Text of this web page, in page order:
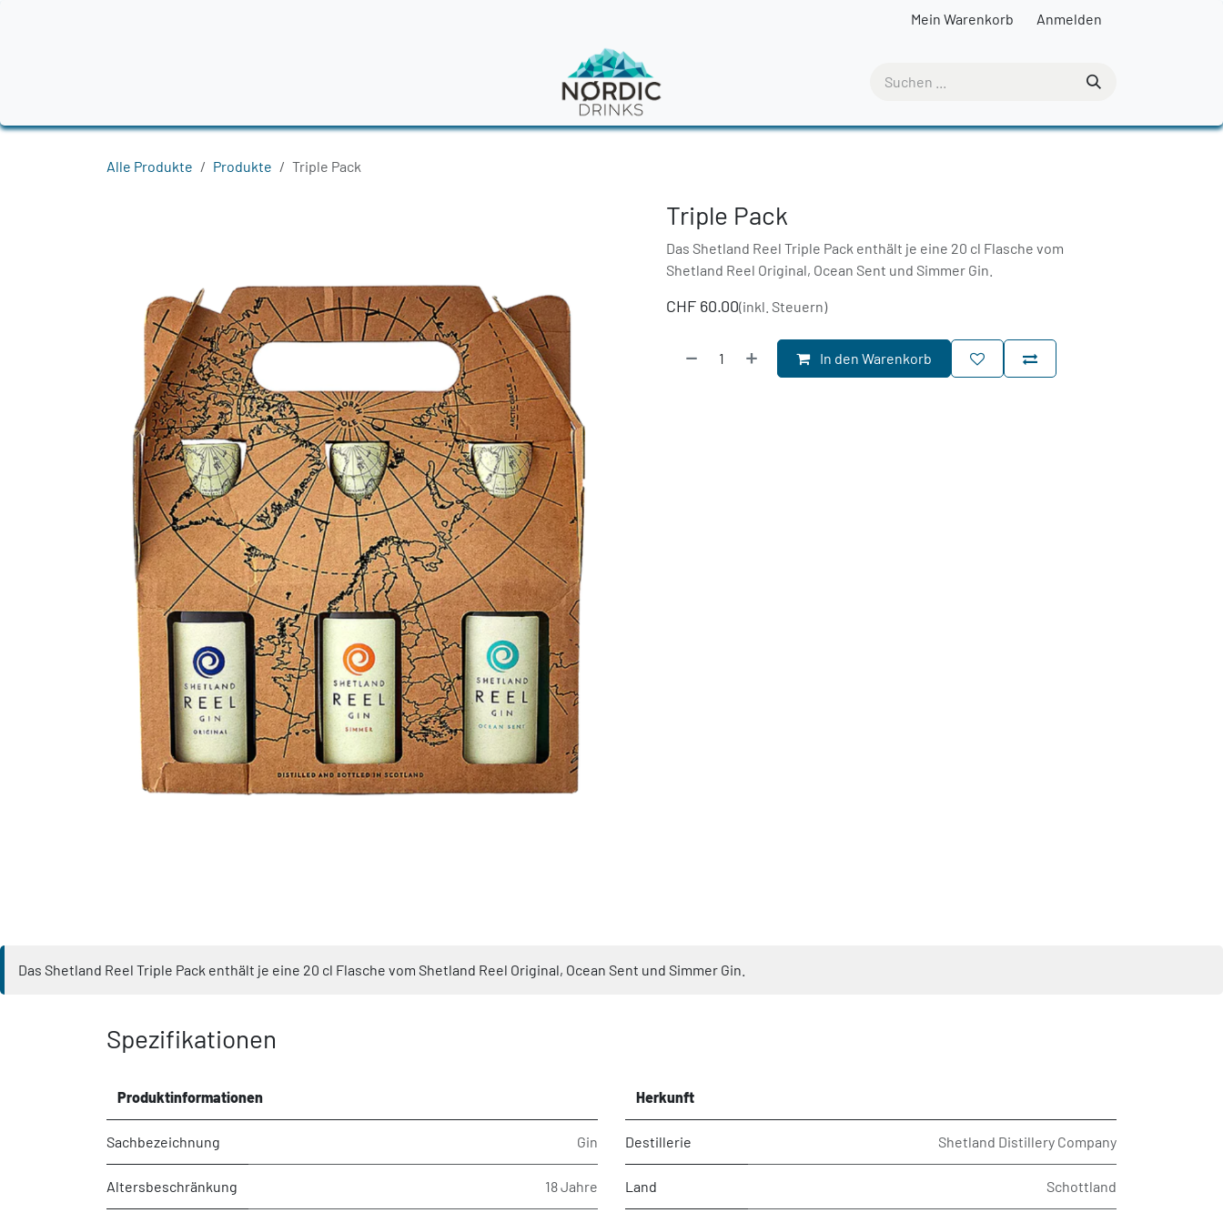
Mein Warenkorb Anmelden
Alle Produkte Produkte Triple Pack
Triple Pack
Das Shetland Reel Triple Pack enthält je eine 20 cl Flasche vom
Shetland Reel Original, Ocean Sent und Simmer Gin.
CHF 60.00(inkl. Steuern)
In den Warenkorb
Das Shetland Reel Triple Pack enthält je eine 20 cl Flasche vom Shetland Reel Original, Ocean Sent und Simmer Gin.
Spezifikationen
Produktinformationen
Sachbezeichnung Gin
Altersbeschränkung 18 Jahre
Herkunft
Destillerie Shetland Distillery Company
Land Schottland